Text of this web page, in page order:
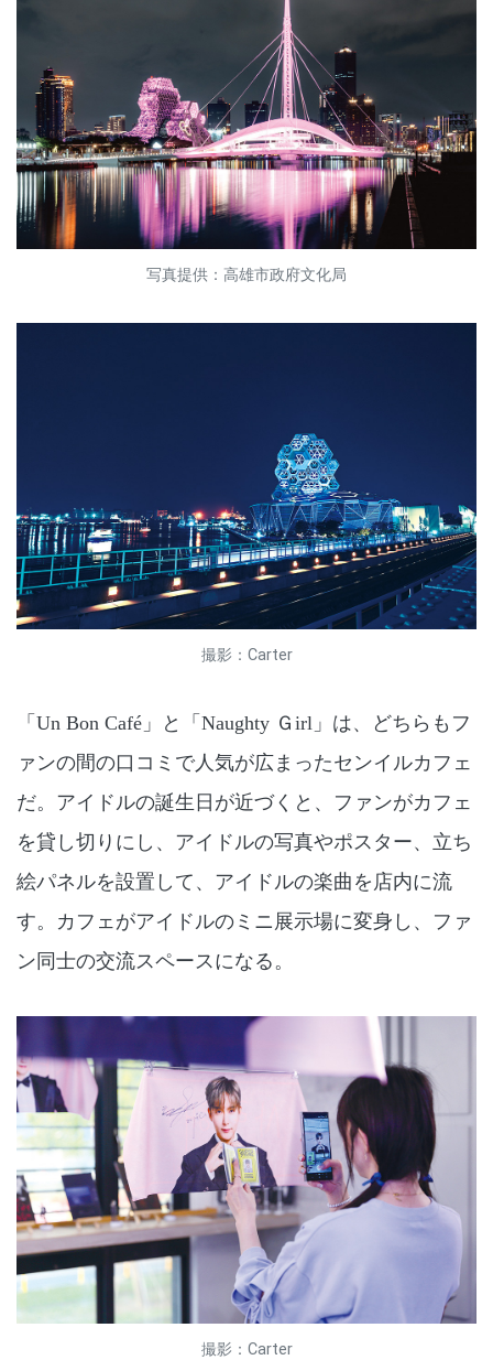
写真提供：高雄市政府文化局
撮影：Carter
「Un Bon Café」と「Naughty Ｇirl」は、どちらもフ
ァンの間の口コミで人気が広まったセンイルカフェ
だ。アイドルの誕生日が近づくと、ファンがカフェ
を貸し切りにし、アイドルの写真やポスター、立ち
絵パネルを設置して、アイドルの楽曲を店内に流
す。カフェがアイドルのミニ展示場に変身し、ファ
ン同士の交流スペースになる。
撮影：Carter